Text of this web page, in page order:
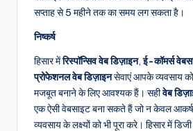
सप्ताह से 5 महीने तक का समय लग सकता है।
निष्कर्ष
हिसार मेंरिस्पॉन्सिव वेब डिज़ाइन,ई-कॉमर्स
प्रोफेशनल वेब डिज़ाइनसेवाएं आपके व्यवसाय
मजबूत बनाने के लिए आवश्यक हैं। सहीवेब
एक ऐसी वेबसाइट बना सकते हैं जो न केवल
व्यवसाय के लक्ष्यों को भी पूरा करे। हिसार में